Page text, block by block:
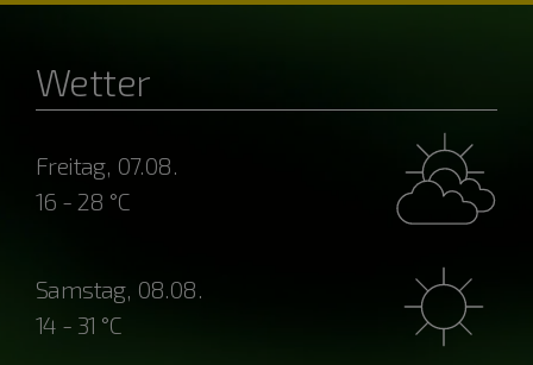
Wetter
Freitag, 07.08.
16 - 28 °C
Samstag, 08.08.
14 - 31 °C